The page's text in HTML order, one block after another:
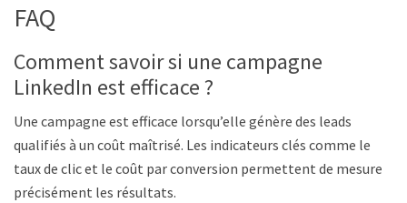
FAQ
Comment savoir si une campagne
LinkedIn est efficace ?
Une campagne est efficace lorsqu’elle génère des leads
qualifiés à un coût maîtrisé. Les indicateurs clés comme le
taux de clic et le coût par conversion permettent de mesurer
précisément les résultats.